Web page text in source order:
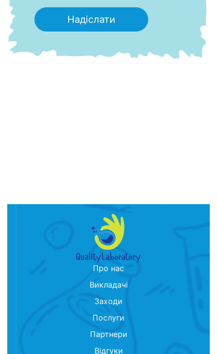
Про нас
Викладачі
Заходи
Послуги
Партнери
Відгуки